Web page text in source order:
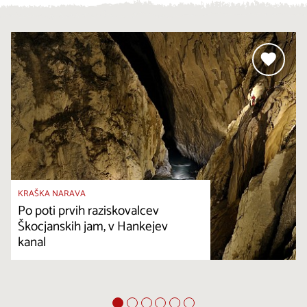
KRAŠKA NARAVA
Po poti prvih raziskovalcev
Škocjanskih jam, v Hankejev
kanal